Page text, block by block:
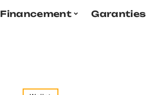
Financement Garanties